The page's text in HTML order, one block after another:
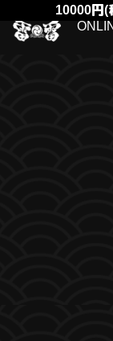
10000円